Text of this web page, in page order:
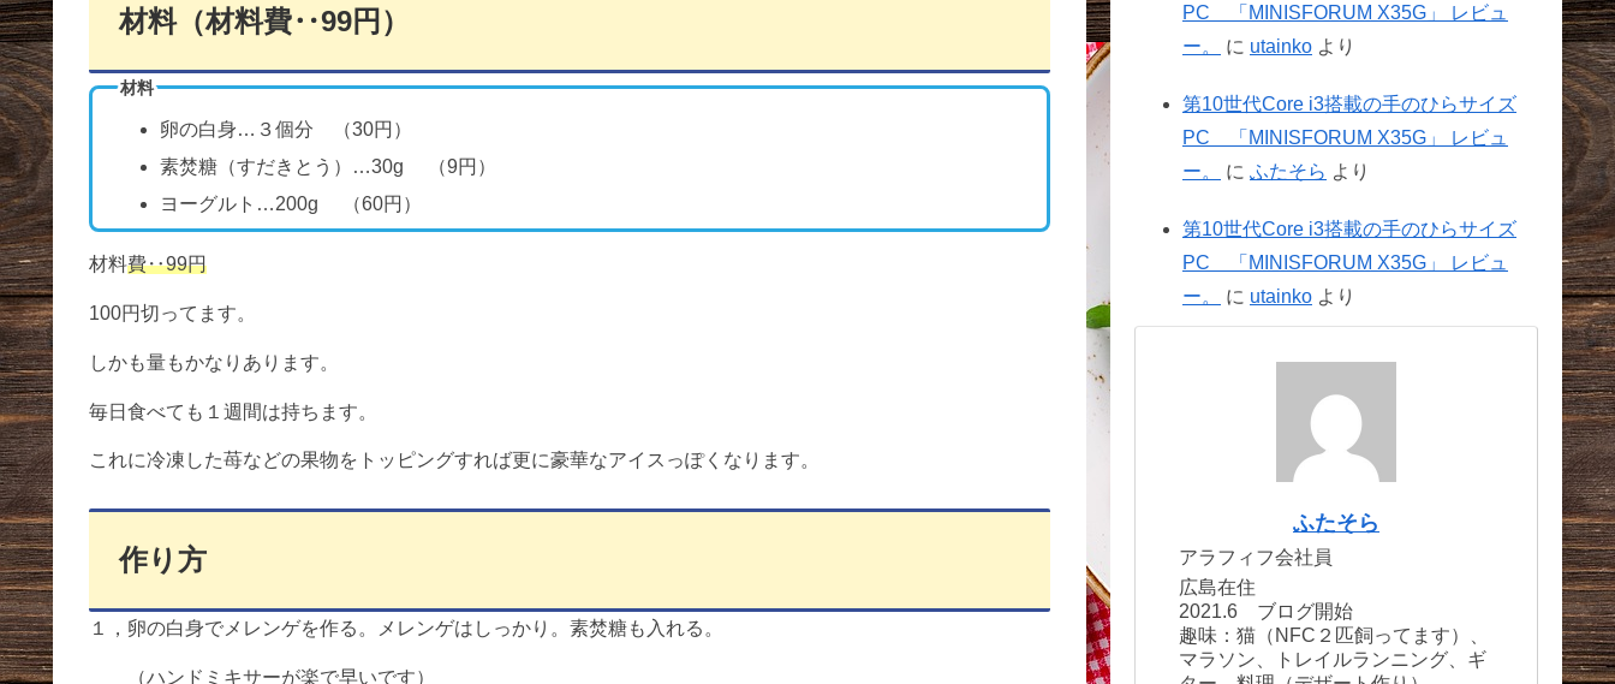
材料（材料費‥99円）
材料
卵の白身…３個分 （30円）
素焚糖（すだきとう）…30g （9円）
ヨーグルト…200g （60円）
材料費‥99円
100円切ってます。
しかも量もかなりあります。
毎日食べても１週間は持ちます。
これに冷凍した苺などの果物をトッピングすれば更に豪華なアイスっぽくなります。
作り方
１，卵の白身でメレンゲを作る。メレンゲはしっかり。素焚糖も入れる。
（ハンドミキサーが楽で早いです）
PC 「MINISFORUM X35G」 レビュ
ー。
に utainko より
第10世代Core i3搭載の手のひらサイズ
PC 「MINISFORUM X35G」 レビュ
ー。
に ふたそら より
第10世代Core i3搭載の手のひらサイズ
PC 「MINISFORUM X35G」 レビュ
ー。
に utainko より
ふたそら
アラフィフ会社員
広島在住
2021.6 ブログ開始
趣味：猫（NFC２匹飼ってます）、
マラソン、トレイルランニング、ギ